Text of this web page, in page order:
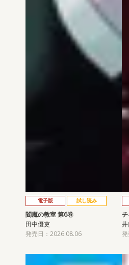
電子版 試し読み
閻魔の教室 第6巻
田中優吏
発売日：2026.08.06